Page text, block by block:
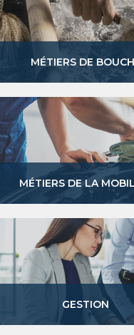
MÉTIERS DE
MÉTIERS DE LA
GESTION